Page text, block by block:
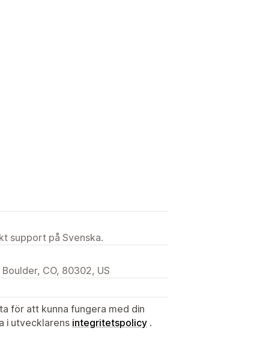
support på Svenska.
CO, 80302, US
för att kunna fungera med din
i utvecklarens integritetspolicy .